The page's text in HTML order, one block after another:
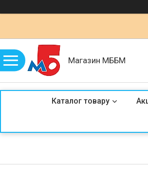
Магазин МББМ
Каталог товару